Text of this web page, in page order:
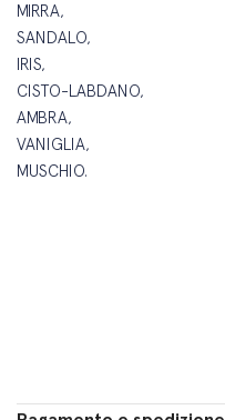
MIRRA,
SANDALO,
IRIS,
CISTO-LABDANO,
AMBRA,
VANIGLIA,
MUSCHIO.